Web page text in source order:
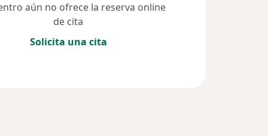
aún no ofrece la reserva online
de cita
Solicita una cita